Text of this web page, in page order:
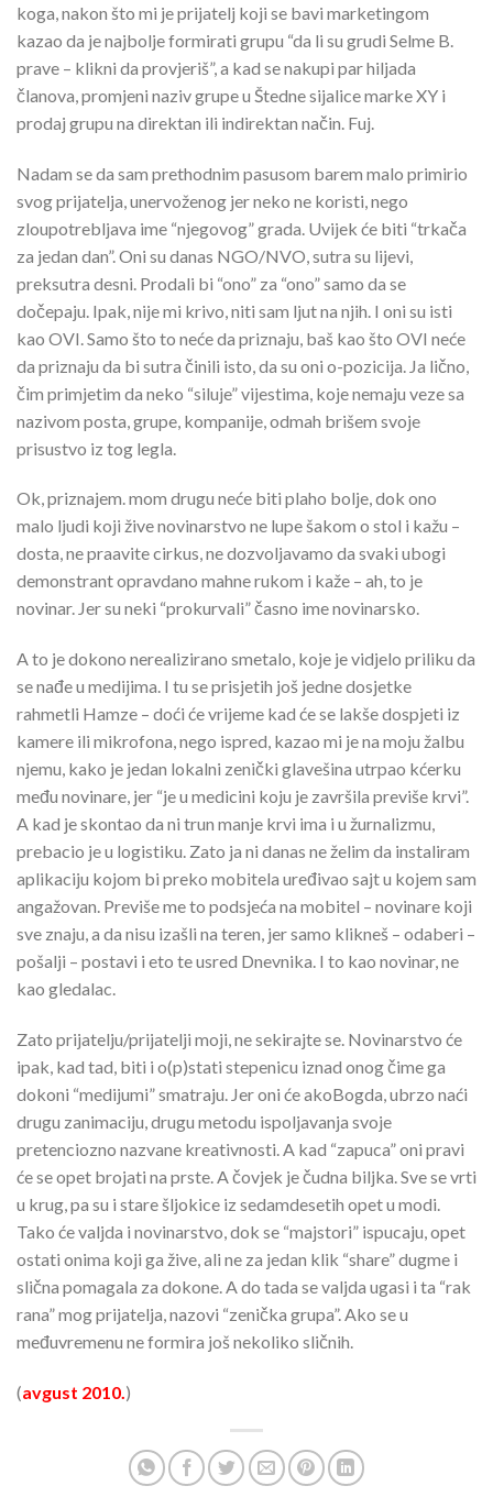
koga, nakon što mi je prijatelj koji se bavi marketingom
kazao da je najbolje formirati grupu “da li su grudi Selme B.
prave – klikni da provjeriš”, a kad se nakupi par hiljada
članova, promjeni naziv grupe u Štedne sijalice marke XY i
prodaj grupu na direktan ili indirektan način. Fuj.
Nadam se da sam prethodnim pasusom barem malo primirio
svog prijatelja, unervoženog jer neko ne koristi, nego
zloupotrebljava ime “njegovog” grada. Uvijek će biti “trkača
za jedan dan”. Oni su danas NGO/NVO, sutra su lijevi,
preksutra desni. Prodali bi “ono” za “ono” samo da se
dočepaju. Ipak, nije mi krivo, niti sam ljut na njih. I oni su isti
kao OVI. Samo što to neće da priznaju, baš kao što OVI neće
da priznaju da bi sutra činili isto, da su oni o-pozicija. Ja lično,
čim primjetim da neko “siluje” vijestima, koje nemaju veze sa
nazivom posta, grupe, kompanije, odmah brišem svoje
prisustvo iz tog legla.
Ok, priznajem. mom drugu neće biti plaho bolje, dok ono
malo ljudi koji žive novinarstvo ne lupe šakom o stol i kažu –
dosta, ne praavite cirkus, ne dozvoljavamo da svaki ubogi
demonstrant opravdano mahne rukom i kaže – ah, to je
novinar. Jer su neki “prokurvali” časno ime novinarsko.
A to je dokono nerealizirano smetalo, koje je vidjelo priliku da
se nađe u medijima. I tu se prisjetih još jedne dosjetke
rahmetli Hamze – doći će vrijeme kad će se lakše dospjeti iz
kamere ili mikrofona, nego ispred, kazao mi je na moju žalbu
njemu, kako je jedan lokalni zenički glavešina utrpao kćerku
među novinare, jer “je u medicini koju je završila previše krvi”.
A kad je skontao da ni trun manje krvi ima i u žurnalizmu,
prebacio je u logistiku. Zato ja ni danas ne želim da instaliram
aplikaciju kojom bi preko mobitela uređivao sajt u kojem sam
angažovan. Previše me to podsjeća na mobitel – novinare koji
sve znaju, a da nisu izašli na teren, jer samo klikneš – odaberi –
pošalji – postavi i eto te usred Dnevnika. I to kao novinar, ne
kao gledalac.
Zato prijatelju/prijatelji moji, ne sekirajte se. Novinarstvo će
ipak, kad tad, biti i o(p)stati stepenicu iznad onog čime ga
dokoni “medijumi” smatraju. Jer oni će akoBogda, ubrzo naći
drugu zanimaciju, drugu metodu ispoljavanja svoje
pretenciozno nazvane kreativnosti. A kad “zapuca” oni pravi
će se opet brojati na prste. A čovjek je čudna biljka. Sve se vrti
u krug, pa su i stare šljokice iz sedamdesetih opet u modi.
Tako će valjda i novinarstvo, dok se “majstori” ispucaju, opet
ostati onima koji ga žive, ali ne za jedan klik “share” dugme i
slična pomagala za dokone. A do tada se valjda ugasi i ta “rak
rana” mog prijatelja, nazovi “zenička grupa”. Ako se u
međuvremenu ne formira još nekoliko sličnih.
(avgust 2010.)